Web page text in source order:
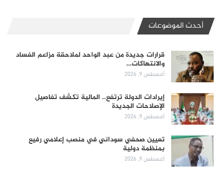
أحدث الموضوعات
قرارات جديدة من عبد الواحد لملاحقة مزاعم الفساد
والانتهاكات…
أغسطس 9, 2026
إيرادات الدولة ترتفع.. المالية تكشف تفاصيل
الإصلاحات الجديدة
أغسطس 9, 2026
تعيين صحفي سوداني في منصب إعلامي رفيع
بمنظمة دولية
أغسطس 9, 2026